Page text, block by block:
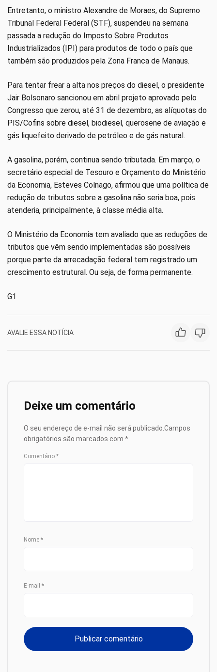
Entretanto, o ministro Alexandre de Moraes, do Supremo
Tribunal Federal Federal (STF), suspendeu na semana
passada a redução do Imposto Sobre Produtos
Industrializados (IPI) para produtos de todo o país que
também são produzidos pela Zona Franca de Manaus.
Para tentar frear a alta nos preços do diesel, o presidente
Jair Bolsonaro sancionou em abril projeto aprovado pelo
Congresso que zerou, até 31 de dezembro, as alíquotas do
PIS/Cofins sobre diesel, biodiesel, querosene de aviação e
gás liquefeito derivado de petróleo e de gás natural.
A gasolina, porém, continua sendo tributada. Em março, o
secretário especial de Tesouro e Orçamento do Ministério
da Economia, Esteves Colnago, afirmou que uma política de
redução de tributos sobre a gasolina não seria boa, pois
atenderia, principalmente, à classe média alta.
O Ministério da Economia tem avaliado que as reduções de
tributos que vêm sendo implementadas são possíveis
porque parte da arrecadação federal tem registrado um
crescimento estrutural. Ou seja, de forma permanente.
G1
AVALIE ESSA NOTÍCIA
Deixe um comentário
O seu endereço de e-mail não será publicado. Campos
obrigatórios são marcados com *
Comentário *
Nome *
E-mail *